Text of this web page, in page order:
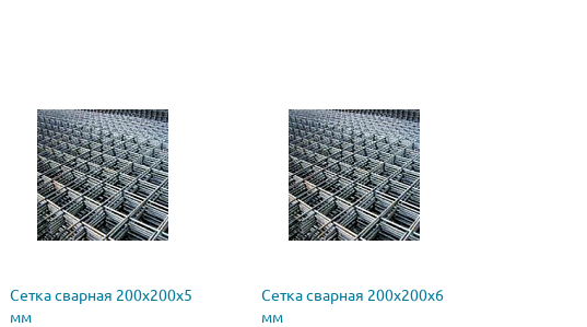
Сетка сварная 200х200х5
мм
Сетка сварная 200х200х6
мм